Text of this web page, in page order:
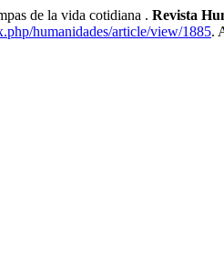
de la vida cotidiana . Revista
humanidades/article/view/1885.